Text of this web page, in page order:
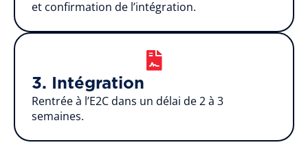
et confirmation de l’intégration.
3. Intégration
Rentrée à l’E2C dans un délai de 2 à 3
semaines.